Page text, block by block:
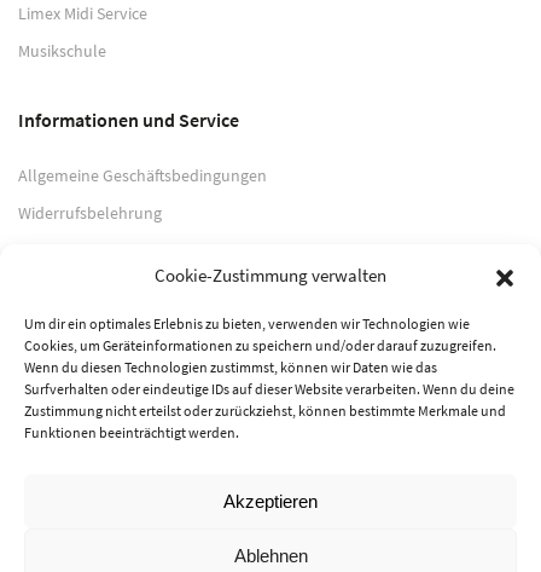
Cookie-Zustimmung verwalten
Um dir ein optimales Erlebnis zu bieten, verwenden wir Technologien wie
Cookies, um Geräteinformationen zu speichern und/oder darauf zuzugreifen.
Wenn du diesen Technologien zustimmst, können wir Daten wie das
Surfverhalten oder eindeutige IDs auf dieser Website verarbeiten. Wenn du deine
Zustimmung nicht erteilst oder zurückziehst, können bestimmte Merkmale und
Funktionen beeinträchtigt werden.
Akzeptieren
Ablehnen
Limex Midi Service
Musikschule
Informationen und Service
Allgemeine Geschäftsbedingungen
Widerrufsbelehrung
Datenschutzerklärung
Zahlungsarten
PayPal